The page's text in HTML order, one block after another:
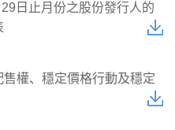
日止月份之股份發行人的
權、穩定價格行動及穩定